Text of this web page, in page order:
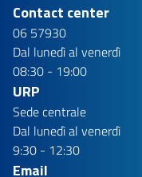
Contact center
06 57930
Dal lunedì al venerdì
08:30 - 19:00
URP
Sede centrale
Dal lunedì al venerdì
9:30 - 12:30
Email